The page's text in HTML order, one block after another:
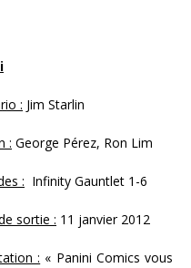
: Jim Starlin
: George Pérez, Ron Lim
: Infinity Gauntlet 1-6
sortie : 11 janvier 2012
: « Panini Comics vous